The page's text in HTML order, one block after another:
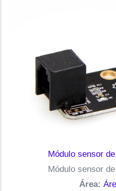
Módulo sensor
Módulo sensor
Área: